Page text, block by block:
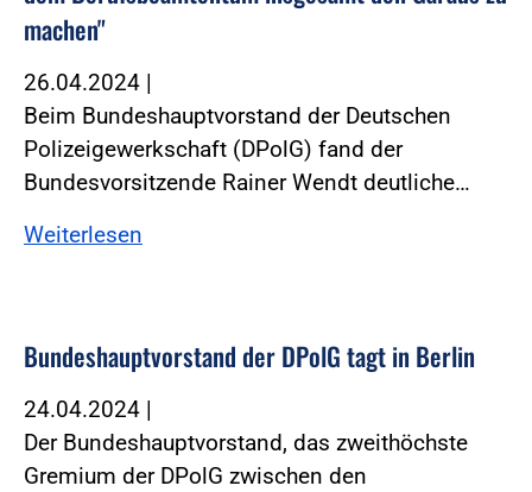
machen"
26.04.2024 |
Beim Bundeshauptvorstand der Deutschen
Polizeigewerkschaft (DPolG) fand der
Bundesvorsitzende Rainer Wendt deutliche…
Weiterlesen
Bundeshauptvorstand der DPolG tagt in Berlin
24.04.2024 |
Der Bundeshauptvorstand, das zweithöchste
Gremium der DPolG zwischen den